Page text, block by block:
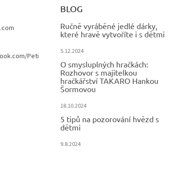
Peti
BLOG
Ručně vyráběné jedlé dárky,
které hravě vytvoříte i s dětmi
5.12.2024
O smysluplných hračkách:
Rozhovor s majitelkou
hračkářství TAKARO Hankou
Šormovou
18.10.2024
5 tipů na pozorování hvězd s
dětmi
9.8.2024